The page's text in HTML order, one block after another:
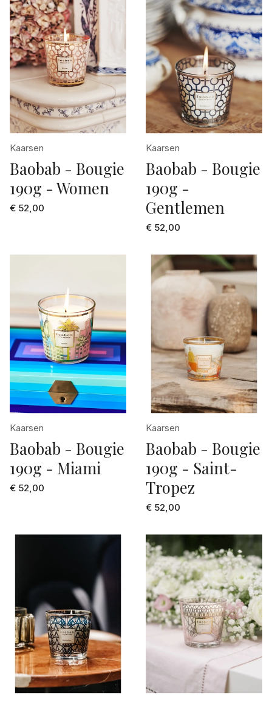
Kaarsen
Baobab - Bougie
190g - Women
€ 52,00
Kaarsen
Baobab - Bougie
190g -
Gentlemen
€ 52,00
Kaarsen
Baobab - Bougie
190g - Miami
€ 52,00
Kaarsen
Baobab - Bougie
190g - Saint-
Tropez
€ 52,00